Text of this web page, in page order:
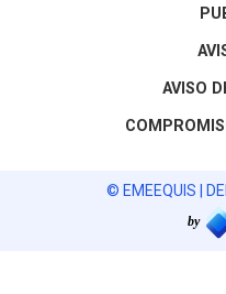
AVISO
© EMEEQUIS |
by